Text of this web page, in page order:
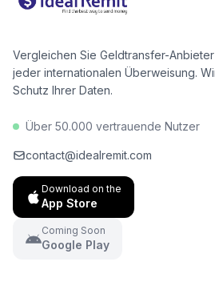
Euro pro Jahr zu sparen.
Vergleichen Sie Geldtransfer-
jeder internationalen Überweisung.
Schutz Ihrer Daten.
Über 50.000 vertrauende Nutzer
contact@idealremit.com
Download on the
App Store
Coming Soon
Google Play